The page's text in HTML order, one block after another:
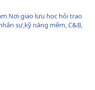
Nơi giao lưu học hỏi trao
sự,kỹ năng mềm, C&B,